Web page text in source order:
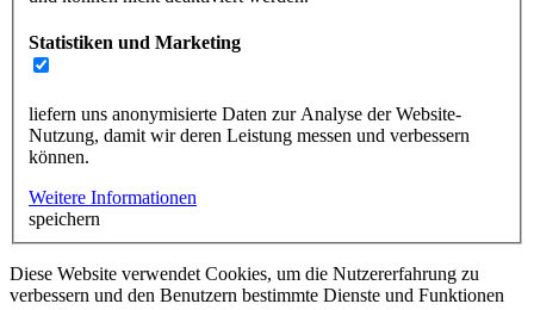
Statistiken und Marketing
liefern uns anonymisierte Daten zur Analyse der Website-
Nutzung, damit wir deren Leistung messen und verbessern
können.
Weitere Informationen
speichern
Diese Website verwendet Cookies, um die Nutzererfahrung zu
verbessern und den Benutzern bestimmte Dienste und Funktionen